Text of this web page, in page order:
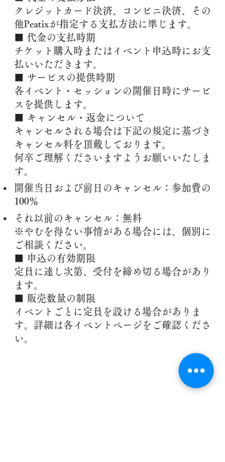
クレジットカード決済、コンビニ決済、その
他Peatixが指定する支払方法に準じます。
■ 代金の支払時期
チケット購入時またはイベント申込時にお支
払いいただきます。
■ サービスの提供時期
各イベント・セッションの開催日時にサービ
スを提供します。
■ キャンセル・返金について
キャンセルされる場合は下記の規定に基づき
キャンセル料を頂戴しております。
何卒ご理解くださいますようお願いいたしま
す。
開催当日および前日のキャンセル：参加費の
100％
それ以前のキャンセル：無料
※やむを得ない事情がある場合には、個別に
ご相談ください。
■ 申込の有効期限
定員に達し次第、受付を締め切る場合があり
ます。
■ 販売数量の制限
イベントごとに定員を設ける場合がありま
す。詳細は各イベントページをご確認くださ
い。